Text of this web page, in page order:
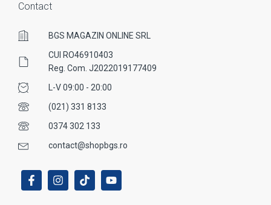
Contact
BGS MAGAZIN ONLINE SRL
CUI RO46910403
Reg. Com. J2022019177409
L-V 09:00 - 20:00
(021) 331 8133
0374 302 133
contact@shopbgs.ro